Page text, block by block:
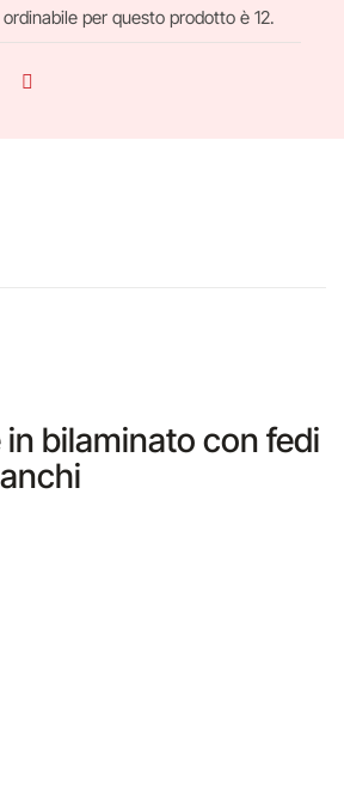
per questo prodotto è 12.
bilaminato con fedi